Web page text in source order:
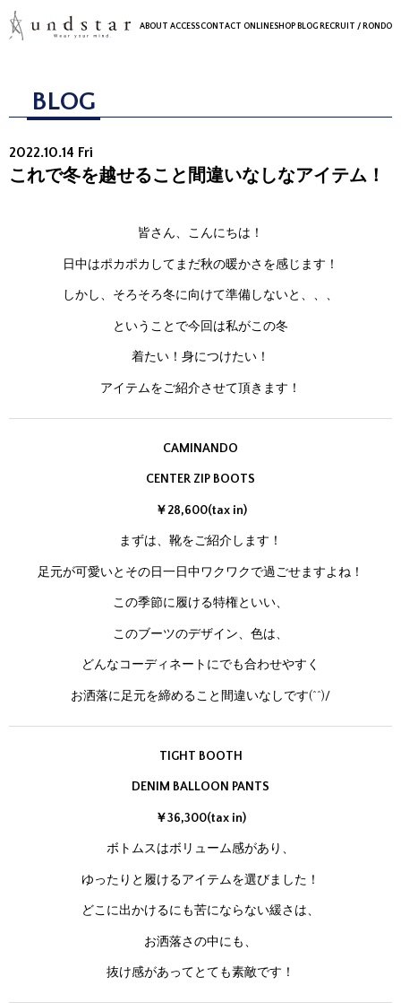
ABOUT ACCESSCONTACT ONLINESHOP BLOG RECRUIT / RONDO
BLOG
2022.10.14 Fri
これで冬を越せること間違いなしなアイテム！
皆さん、こんにちは！
日中はポカポカしてまだ秋の暖かさを感じます！
しかし、そろそろ冬に向けて準備しないと、、、
ということで今回は私がこの冬
着たい！身につけたい！
アイテムをご紹介させて頂きます！
CAMINANDO
CENTER ZIP BOOTS
￥28,600(tax in)
まずは、靴をご紹介します！
足元が可愛いとその日一日中ワクワクで過ごせますよね！
この季節に履ける特権といい、
このブーツのデザイン、色は、
どんなコーディネートにでも合わせやすく
お洒落に足元を締めること間違いなしです(^^)/
TIGHT BOOTH
DENIM BALLOON PANTS
￥36,300(tax in)
ボトムスはボリューム感があり、
ゆったりと履けるアイテムを選びました！
どこに出かけるにも苦にならない緩さは、
お洒落さの中にも、
抜け感があってとても素敵です！